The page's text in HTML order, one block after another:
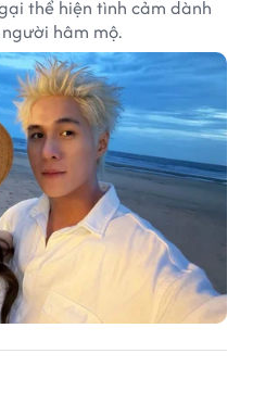
thể hiện tình cảm dành
hâm mộ.